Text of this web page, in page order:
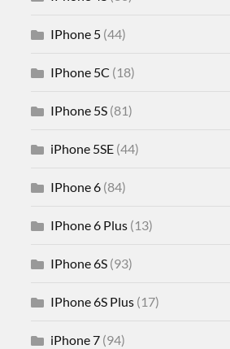
IPhone 5 (44)
IPhone 5C (18)
IPhone 5S (81)
iPhone 5SE (44)
IPhone 6 (84)
IPhone 6 Plus (13)
IPhone 6S (93)
IPhone 6S Plus (17)
iPhone 7 (94)